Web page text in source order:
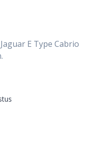
E Type Cabrio